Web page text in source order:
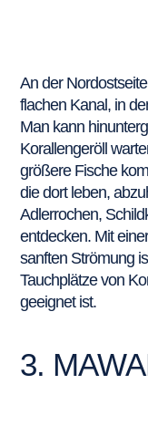
An der
flachen Kanal, in
Man kann
Korallengeröll
größere Fische
die dort leben,
Adlerrochen,
entdecken. Mit
sanften Strömung
Tauchplätze von
geeignet ist.
3.